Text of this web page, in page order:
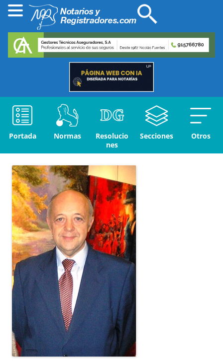
Portada Normas
Resolucio
nes
Secciones Otros